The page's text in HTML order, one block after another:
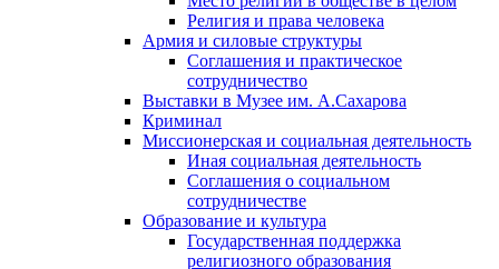
Религия и права человека
Армия и силовые структуры
Соглашения и практическое
сотрудничество
Выставки в Музее им. А.Сахарова
Криминал
Миссионерская и социальная деятельность
Иная социальная деятельность
Соглашения о социальном
сотрудничестве
Образование и культура
Государственная поддержка
религиозного образования